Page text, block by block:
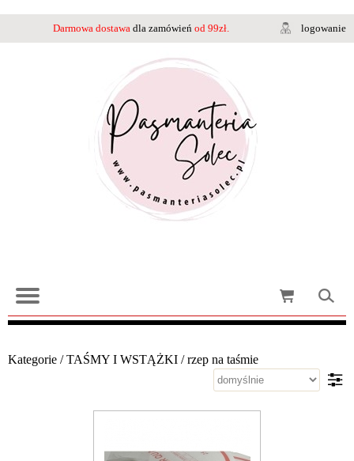
Darmowa dostawa dla zamówień od 99zł. logowanie
Kategorie /TAŚMY I WSTĄŻKI /rzep na taśmie